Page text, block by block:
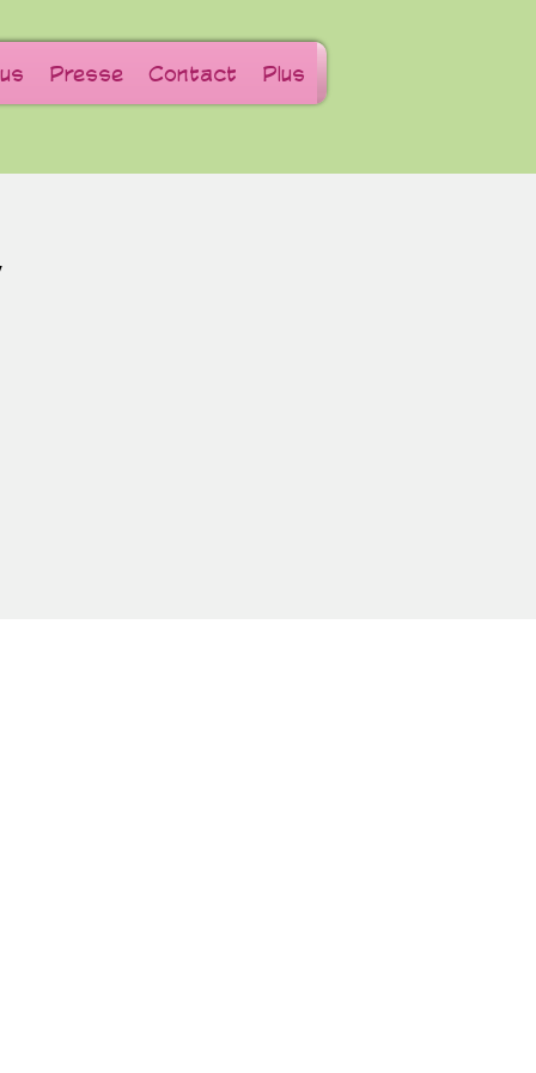
Presse Contact Plus